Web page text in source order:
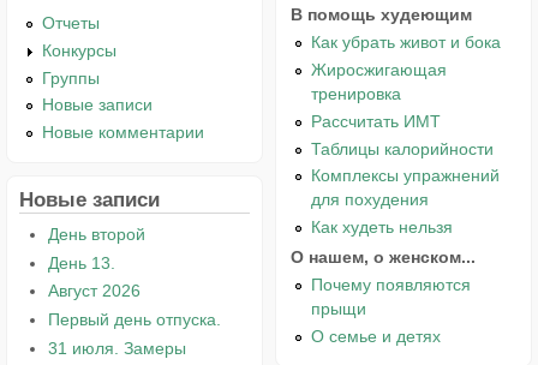
Отчеты
Конкурсы
Группы
Новые записи
Новые комментарии
Новые записи
День второй
День 13.
Август 2026
Первый день отпуска.
31 июля. Замеры
В помощь худеющим
Как убрать живот и бока
Жиросжигающая
тренировка
Рассчитать ИМТ
Таблицы калорийности
Комплексы упражнений
для похудения
Как худеть нельзя
О нашем, о женском...
Почему появляются
прыщи
О семье и детях